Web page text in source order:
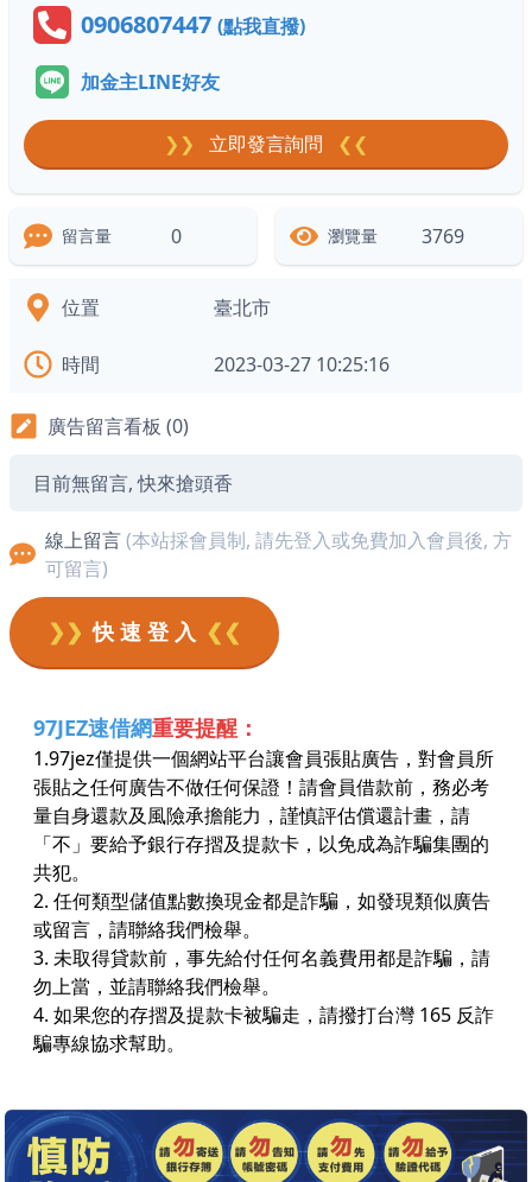
0906807447 (點我直撥)
加金主LINE好友
❯❯ 立即發言詢問 ❮❮
留言量 0 瀏覽量 3769
位置 臺北市
時間 2023-03-27 10:25:16
廣告留言看板 (0)
目前無留言, 快來搶頭香
線上留言(本站採會員制, 請先登入或免費加入會員後, 方
可留言)
❯❯ 快 速 登 入 ❮❮
97JEZ速借網重要提醒：
1.97jez僅提供一個網站平台讓會員張貼廣告，對會員所
張貼之任何廣告不做任何保證！請會員借款前，務必考
量自身還款及風險承擔能力，謹慎評估償還計畫，請
「不」要給予銀行存摺及提款卡，以免成為詐騙集團的
共犯。
2. 任何類型儲值點數換現金都是詐騙，如發現類似廣告
或留言，請聯絡我們檢舉。
3. 未取得貸款前，事先給付任何名義費用都是詐騙，請
勿上當，並請聯絡我們檢舉。
4. 如果您的存摺及提款卡被騙走，請撥打台灣 165 反詐
騙專線協求幫助。